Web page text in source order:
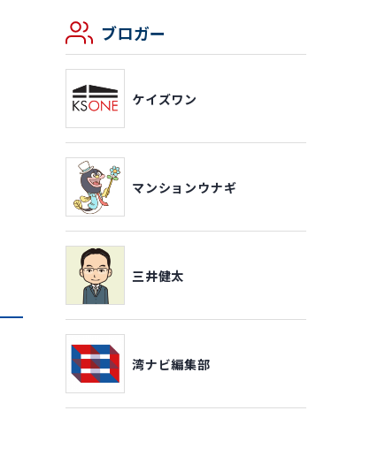
ブロガー
ケイズワン
マンションウナギ
三井健太
湾ナビ編集部